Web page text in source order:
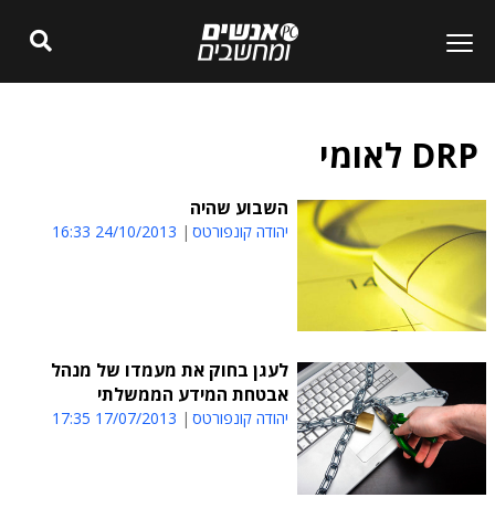
DRP לאומי
השבוע שהיה
יהודה קונפורטס 24/10/2013 16:33
לעגן בחוק את מעמדו של מנהל
אבטחת המידע הממשלתי
יהודה קונפורטס 17/07/2013 17:35